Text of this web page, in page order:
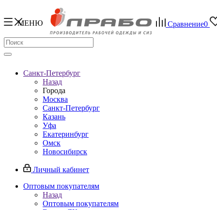
МЕНЮ Сравнение0
Санкт-Петербург
Назад
Города
Москва
Санкт-Петербург
Казань
Уфа
Екатеринбург
Омск
Новосибирск
Личный кабинет
Оптовым покупателям
Назад
Оптовым покупателям